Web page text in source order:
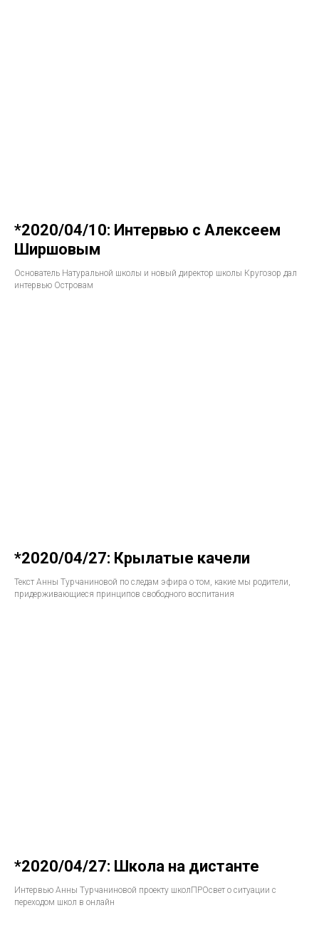
*2020/04/10: Интервью с Алексеем
Ширшовым
Основатель Натуральной школы и новый директор школы Кругозор дал
интервью Островам
*2020/04/27: Крылатые качели
Текст Анны Турчаниновой по следам эфира о том, какие мы родители,
придерживающиеся принципов свободного воспитания
*2020/04/27: Школа на дистанте
Интервью Анны Турчаниновой проекту школПРОсвет о ситуации с
переходом школ в онлайн